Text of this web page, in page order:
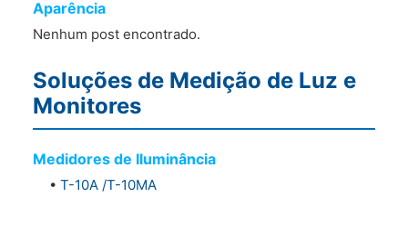
Aparência
Nenhum post encontrado.
Soluções de Medição de Luz e
Monitores
Medidores de Iluminância
• T-10A /T-10MA